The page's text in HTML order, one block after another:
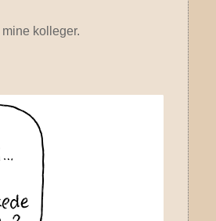
kolleger.